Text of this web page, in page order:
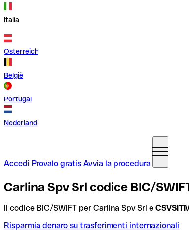
Italia
Österreich
België
Portugal
Nederland
Accedi Provalo gratis Avvia la procedura
Carlina Spv Srl codice BIC/
Il codice BIC/SWIFT per Carlina Spv Srl è
Risparmia denaro su trasferimenti internazionali